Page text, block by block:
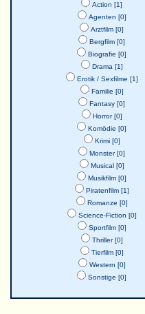
Action [1]
Agenten [0]
Arztfilm [0]
Bergfilm [0]
Biografie [0]
Drama [1]
Erotik / Sexfilme [1]
Familie [0]
Fantasy [0]
Horror [0]
Komödie [0]
Krimi [0]
Monster [0]
Musical [0]
Musikfilm [0]
Piratenfilm [1]
Romanze [0]
Science-Fiction [0]
Sportfilm [0]
Thriller [0]
Tierfilm [0]
Western [0]
Sonstige [0]